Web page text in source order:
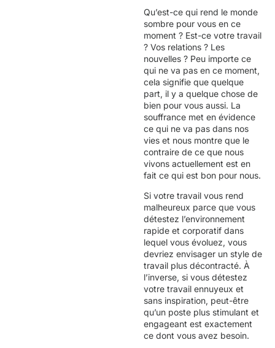
Qu’est-ce qui rend le monde
sombre pour vous en ce
moment ? Est-ce votre travail
? Vos relations ? Les
nouvelles ? Peu importe ce
qui ne va pas en ce moment,
cela signifie que quelque
part, il y a quelque chose de
bien pour vous aussi. La
souffrance met en évidence
ce qui ne va pas dans nos
vies et nous montre que le
contraire de ce que nous
vivons actuellement est en
fait ce qui est bon pour nous.
Si votre travail vous rend
malheureux parce que vous
détestez l’environnement
rapide et corporatif dans
lequel vous évoluez, vous
devriez envisager un style de
travail plus décontracté. À
l’inverse, si vous détestez
votre travail ennuyeux et
sans inspiration, peut-être
qu’un poste plus stimulant et
engageant est exactement
ce dont vous avez besoin.